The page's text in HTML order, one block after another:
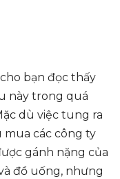
bạn đọc thấy
này trong quá
dù việc tung ra
mua các công ty
gánh nặng của
đồ uống, nhưng